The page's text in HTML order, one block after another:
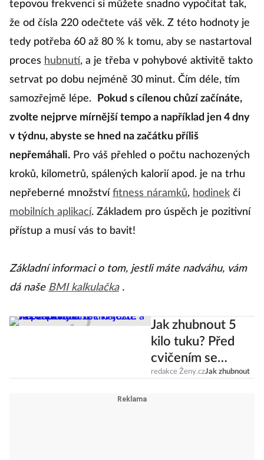
tepovou frekvenci si můžete snadno vypočítat tak,
že od čísla 220 odečtete váš věk. Z této hodnoty je
tedy potřeba 60 až 80 % k tomu, aby se nastartoval
proces hubnutí, a je třeba v pohybové aktivitě takto
setrvat po dobu nejméně 30 minut. Čím déle, tím
samozřejmě lépe.
Pokud s cílenou chůzí začínáte,
zvolte nejprve mírnější tempo a například jen 4 dny
v týdnu, abyste se hned na začátku příliš
nepřemáhali. Pro váš přehled o počtu nachozených
kroků, kilometrů, spálených kalorií apod. je na trhu
nepřeberné množství fitness náramků, hodinek či
mobilních aplikací. Základem pro úspěch je pozitivní
přístup a musí vás to bavit!
Základní informaci o tom, jestli máte nadváhu, vám
dá naše BMI kalkulačka .
Jak zhubnout 5
kilo tuku? Před
cvičením se
najezte a
redakce Ženy.czJak zhubnout